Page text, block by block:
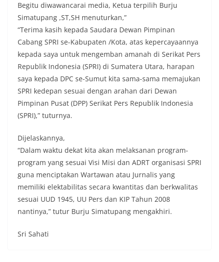
maupun hal-hal yang dapat mengganggu
kondusivitas wilayah, khususnya menjelang
perayaan HUT Kemerdekaan RI yang biasanya
diwarnai dengan berbagai kegiatan dan
keramaian warga.‎‎Dengan adanya deteksi dini ini,
diharapkan potensi gangguan keamanan dapat
diantisipasi sejak awal sehingga situasi di
Kelurahan Sunggal tetap terjaga aman, tertib,
dan kondusif hingga puncak perayaan HUT
Kemerdekaan RI berlangsung.‎‎Wujud Kedekatan
Polri dengan Masyarakat‎Kegiatan sambang Door
to Door System ini merupakan salah satu bentuk
mengedepankan kehadiran dan kedekatan
personel Kepolisian dengan masyarakat. Melalui
kegiatan semacam ini, Bhabinkamtibmas tidak
hanya berperan sebagai penyampai informasi
dan imbauan, tetapi juga sebagai mitra
masyarakat dalam menjaga keamanan lingkungan
secara bersama-sama.‎‎Kehadiran
Bhabinkamtibmas di tengah-tengah warga
diharapkan dapat semakin mempererat
masyarakat, sekaligus membangun kesadaran
Begitu diwawancarai media, Ketua terpilih Burju
Simatupang ,ST,SH menuturkan,”
“Terima kasih kepada Saudara Dewan Pimpinan
Cabang SPRI se-Kabupaten /Kota, atas kepercayaannya
kepada saya untuk mengemban amanah di Serikat Pers
Republik Indonesia (SPRI) di Sumatera Utara, harapan
saya kepada DPC se-Sumut kita sama-sama memajukan
SPRI kedepan sesuai dengan arahan dari Dewan
Pimpinan Pusat (DPP) Serikat Pers Republik Indonesia
(SPRI),” tuturnya.
Dijelaskannya,
“Dalam waktu dekat kita akan melaksanan program-
program yang sesuai Visi Misi dan ADRT organisasi SPRI
guna menciptakan Wartawan atau Jurnalis yang
memiliki elektabilitas secara kwantitas dan berkwalitas
sesuai UUD 1945, UU Pers dan KIP Tahun 2008
nantinya,” tutur Burju Simatupang mengakhiri.
Sri Sahati